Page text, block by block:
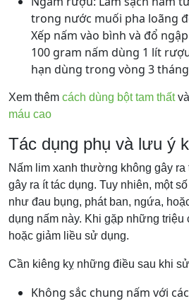
trong nước muối pha loãng
Xếp nấm vào bình và đổ
100 gram nấm dùng 1 lít
hạn dùng trong vòng 3
Xem thêm cách dùng bột tam thấtvà
máu cao
Tác dụng phụ và lưu ý
Nấm lim xanh thường không gây
gây ra ít tác dụng. Tuy nhiên, một
như đau bụng, phát ban, ngứa,
dụng nấm này. Khi gặp những
hoặc giảm liều sử dụng.
Cần kiêng kỵ những điều sau khi
Không sắc chung nấm với